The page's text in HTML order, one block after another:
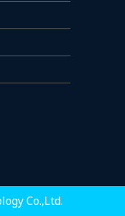
Co.,Ltd.